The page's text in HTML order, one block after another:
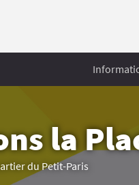
la
du Petit-Paris